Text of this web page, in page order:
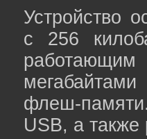
Устройство
с 256
флеш-
USB, а